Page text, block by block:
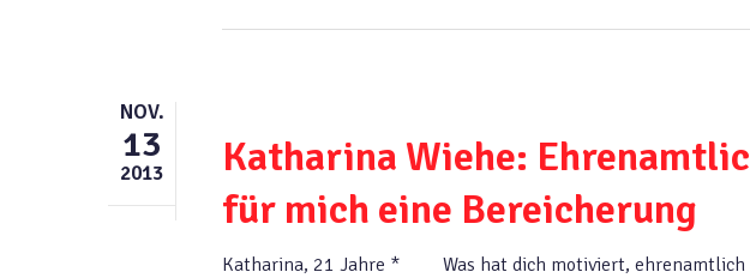
NOV.
13
2013
Katharina Wiehe:
für mich eine Bereicherung
Katharina, 21 Jahre * Was hat dich motiviert, ehrenamtlich